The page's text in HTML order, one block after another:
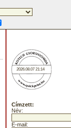
2026.08.07 21:14
Címzett:
Név:
E-mail: